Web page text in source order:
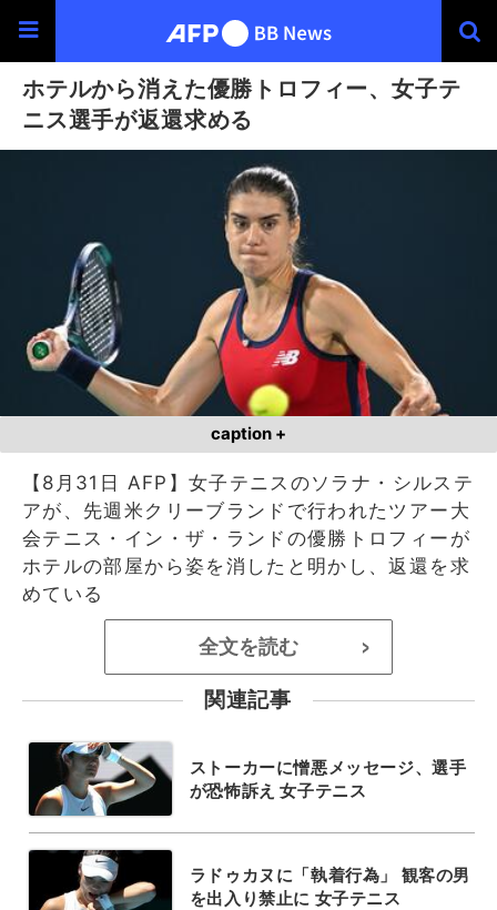
ホテルから消えた優勝トロフィー、女子テ
ニス選手が返還求める
caption +
【8月31日 AFP】女子テニスのソラナ・シルステ
アが、先週米クリーブランドで行われたツアー大
会テニス・イン・ザ・ランドの優勝トロフィーが
ホテルの部屋から姿を消したと明かし、返還を求
めている
全文を読む >
関連記事
ストーカーに憎悪メッセージ、選手
が恐怖訴え 女子テニス
ラドゥカヌに「執着行為」 観客の男
を出入り禁止に 女子テニス